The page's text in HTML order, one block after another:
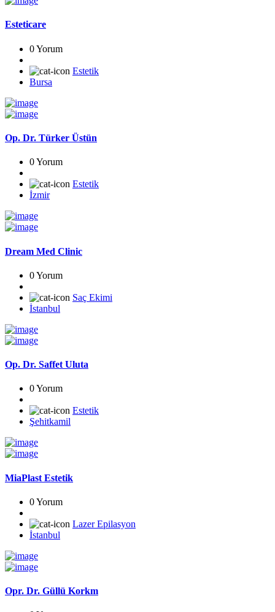
Esteticare
0 Yorum
Estetik
Bursa
Op. Dr. Türker Üstün
0 Yorum
Estetik
İzmir
Dream Med Clinic
0 Yorum
Saç Ekimi
İstanbul
Op. Dr. Saffet Uluta
0 Yorum
Estetik
Şehitkamil
MiaPlast Estetik
0 Yorum
Lazer Epilasyon
İstanbul
Opr. Dr. Güllü Korkm